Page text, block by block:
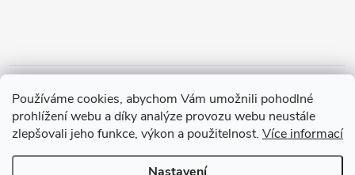
Používáme cookies, abychom Vám umožnili pohodlné
prohlížení webu a díky analýze provozu webu neustále
zlepšovali jeho funkce, výkon a použitelnost. Více informací
Zásady ochrany osobních údajů
Doprava a platba Tříletá záruka